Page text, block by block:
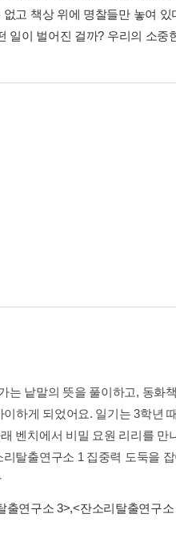
고 책상 위에 명찰들만 놓여
일이 벌어진 걸까? 우리의 소중
낱말의 뜻을 풀이하고, 동화
하게 되었어요. 일기는 3학년
벤치에서 비밀 요원 리리를 만
탈출연구소 1 집중력 도둑을
출연구소 3>,<잔소리탈출연구소